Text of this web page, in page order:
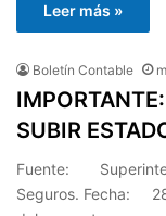
Leer más »
Boletín Contable
SUBIR
Fuente:
Seguros. Fecha: